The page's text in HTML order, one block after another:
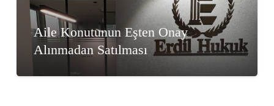
Aile Konutunun Eşten Onay
Alınmadan Satılması